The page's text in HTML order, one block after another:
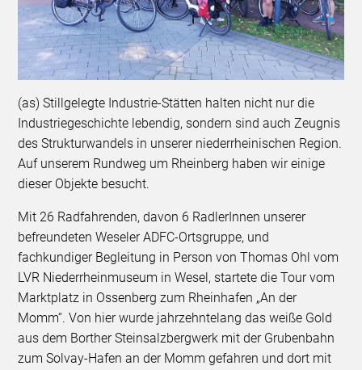
(as) Stillgelegte Industrie-Stätten halten nicht nur die
Industriegeschichte lebendig, sondern sind auch Zeugnis
des Strukturwandels in unserer niederrheinischen Region.
Auf unserem Rundweg um Rheinberg haben wir einige
dieser Objekte besucht.
Mit 26 Radfahrenden, davon 6 RadlerInnen unserer
befreundeten Weseler ADFC-Ortsgruppe, und
fachkundiger Begleitung in Person von Thomas Ohl vom
LVR Niederrheinmuseum in Wesel, startete die Tour vom
Marktplatz in Ossenberg zum Rheinhafen „An der
Momm“. Von hier wurde jahrzehntelang das weiße Gold
aus dem Borther Steinsalzbergwerk mit der Grubenbahn
zum Solvay-Hafen an der Momm gefahren und dort mit